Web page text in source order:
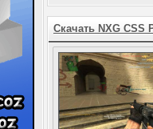
Скачать NXG CSS